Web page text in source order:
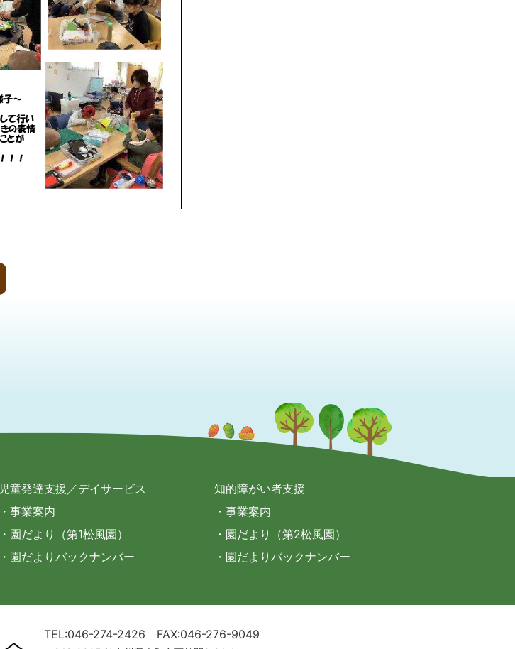
児童発達支援／デイサービス
・事業案内
・園だより（第1松風園）
・園だよりバックナンバー
知的障がい者支援
・事業案内
・園だより（第2松風園）
・園だよりバックナンバー
TEL:046-274-2426 FAX:046-276-9049